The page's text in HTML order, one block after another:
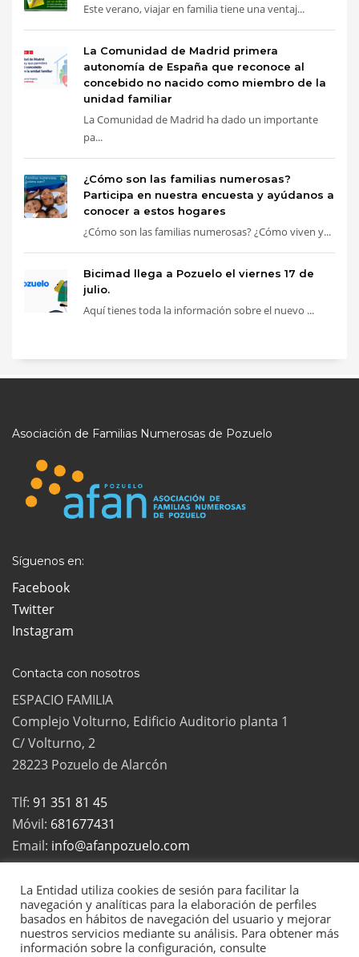
Este verano, viajar en familia tiene una ventaj...
La Comunidad de Madrid primera
autonomía de España que reconoce al
concebido no nacido como miembro de la
unidad familiar
La Comunidad de Madrid ha dado un importante
pa...
¿Cómo son las familias numerosas?
Participa en nuestra encuesta y ayúdanos a
conocer a estos hogares
¿Cómo son las familias numerosas? ¿Cómo viven y...
Bicimad llega a Pozuelo el viernes 17 de
julio.
Aquí tienes toda la información sobre el nuevo ...
Asociación de Familias Numerosas de Pozuelo
Síguenos en:
Facebook
Twitter
Instagram
Contacta con nosotros
ESPACIO FAMILIA
Complejo Volturno, Edificio Auditorio planta 1
C/ Volturno, 2
28223 Pozuelo de Alarcón
Tlf: 91 351 81 45
Móvil: 681677431
Email: info@afanpozuelo.com
2022 Todos los derechos reservados | La Asociación de Familias
Numerosas de Pozuelo es una asociación sin ánimo de lucro, inscrita
en el registro de Asociaciones de la Comunidad de Madrid con
La Entidad utiliza cookies de sesión para facilitar la
navegación y analíticas para la elaboración de perfiles
basados en hábitos de navegación del usuario y mejorar
nuestros servicios mediante su análisis. Para obtener más
información sobre la configuración, consulte